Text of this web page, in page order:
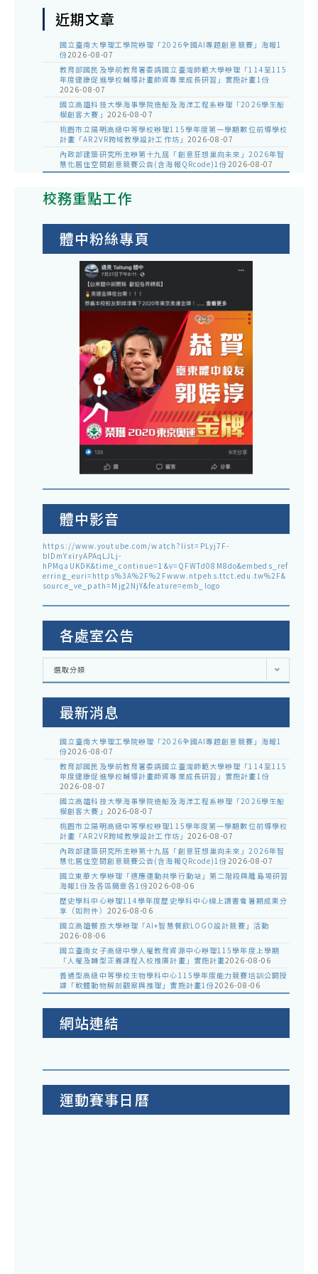
近期文章
國立臺南大學理工學院辦理「2026全國AI專題創意競賽」海報1
份2026-08-07
教育部國民及學前教育署委請國立臺灣師範大學辦理「114至115
年度健康促進學校輔導計畫師資專業成長研習」實施計畫1份
2026-08-07
國立高雄科技大學海事學院造船及海洋工程系辦理「2026學生船
模創客大賽」 2026-08-07
桃園市立陽明高級中等學校辦理115學年度第一學期數位前導學校
計畫「AR2VR跨域教學設計工作坊」 2026-08-07
內政部建築研究所主辦第十九屆「創意狂想巢向未來」2026年智
慧化居住空間創意競賽公告(含海報QRcode)1份2026-08-07
校務重點工作
體中粉絲專頁
體中影音
https://www.youtube.com/watch?list=PLyj7F-
blDmYxiryAPAqLJLj-
hPMqaUKDK&time_continue=1&v=QFWTd08M8do&embeds_ref
erring_euri=https%3A%2F%2Fwww.ntpehs.ttct.edu.tw%2F&
source_ve_path=Mjg2NjY&feature=emb_logo
各處室公告
各
室
選取分類
最新消息
國立臺南大學理工學院辦理「2026全國AI專題創意競賽」海報1
份2026-08-07
教育部國民及學前教育署委請國立臺灣師範大學辦理「114至115
年度健康促進學校輔導計畫師資專業成長研習」實施計畫1份
2026-08-07
國立高雄科技大學海事學院造船及海洋工程系辦理「2026學生船
模創客大賽」 2026-08-07
桃園市立陽明高級中等學校辦理115學年度第一學期數位前導學校
計畫「AR2VR跨域教學設計工作坊」 2026-08-07
內政部建築研究所主辦第十九屆「創意狂想巢向未來」2026年智
慧化居住空間創意競賽公告(含海報QRcode)1份2026-08-07
國立東華大學辦理「適應運動共學行動站」第二階段與離島場研習
海報1份及各區簡章各1份2026-08-06
歷史學科中心辦理114學年度歷史學科中心線上讀書會暑期成果分
享（如附件） 2026-08-06
國立高雄餐旅大學辦理「AI+智慧餐飲LOGO設計競賽」活動
2026-08-06
國立臺南女子高級中學人權教育資源中心辦理115學年度上學期
「人權及轉型正義課程入校推廣計畫」實施計畫2026-08-06
普通型高級中等學校生物學科中心115學年度能力競賽培訓公開授
課「軟體動物解剖觀察與推理」實施計畫1份2026-08-06
網站連結
運動賽事日曆